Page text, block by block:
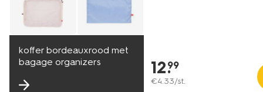
koffer bordeauxrood met
bagage organizers
12.
99
€4.33/st.